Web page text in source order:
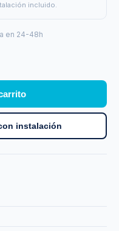
incluido.
en 24-48h
instalación